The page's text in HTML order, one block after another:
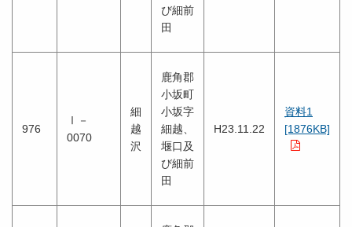
び細前
田
976
Ⅰ－
0070
細
越
沢
鹿角郡
小坂町
小坂字
細越、
堰口及
び細前
田
H23.11.22
資料1
[1876KB]